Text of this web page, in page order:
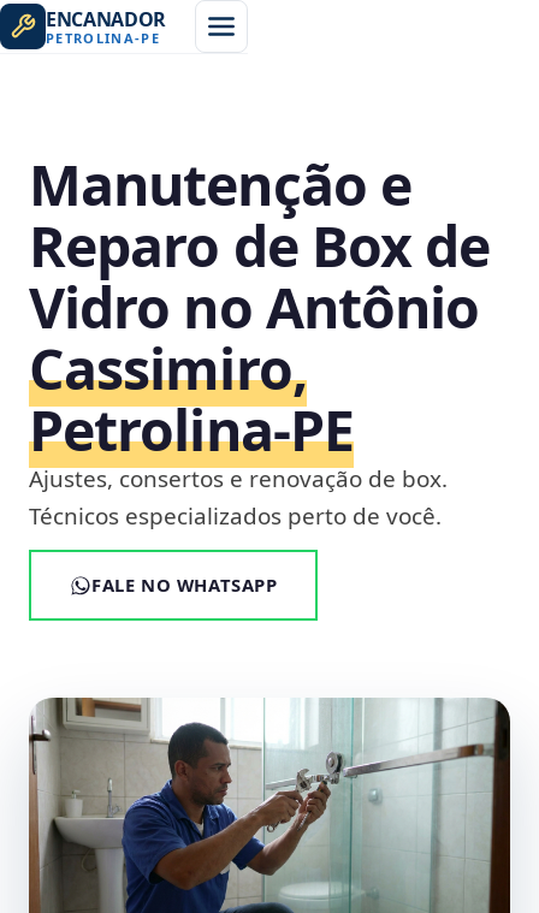
ENCANADOR
PETROLINA-PE
Manutenção e
Reparo de Box de
Vidro no Antônio
Cassimiro,
Petrolina‑PE
Ajustes, consertos e renovação de box.
Técnicos especializados perto de você.
FALE NO WHATSAPP